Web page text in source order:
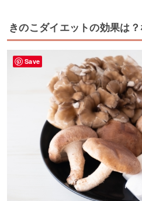
きのこダイエットの効果は
Save